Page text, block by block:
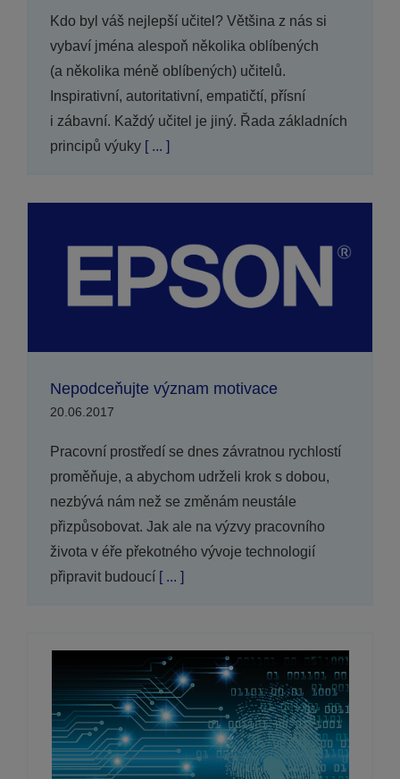
Kdo byl váš nejlepší učitel? Většina z nás si
vybaví jména alespoň několika oblíbených
(a několika méně oblíbených) učitelů.
Inspirativní, autoritativní, empatičtí, přísní
i zábavní. Každý učitel je jiný. Řada základních
principů výuky[ ... ]
Nepodceňujte význam motivace
20.06.2017
Pracovní prostředí se dnes závratnou rychlostí
proměňuje, a abychom udrželi krok s dobou,
nezbývá nám než se změnám neustále
přizpůsobovat. Jak ale na výzvy pracovního
života v éře překotného vývoje technologií
připravit budoucí[ ... ]